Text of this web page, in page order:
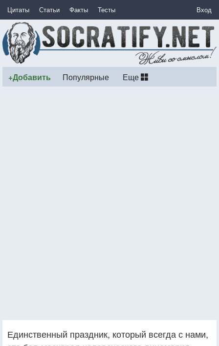
Цитаты Статьи Факты Тесты Вход
+Добавить Популярные Еще
Единственный праздник, который всегда с нами,